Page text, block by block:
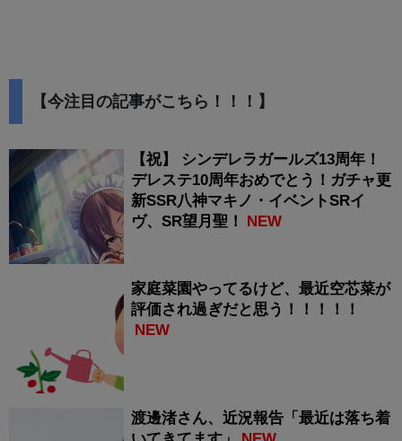
【今注目の記事がこちら！！！】
【祝】 シンデレラガールズ13周年！
デレステ10周年おめでとう！ガチャ更
新SSR八神マキノ・イベントSRイ
ヴ、SR望月聖！
NEW
家庭菜園やってるけど、最近空芯菜が
評価され過ぎだと思う！！！！！
NEW
渡邊渚さん、近況報告「最近は落ち着